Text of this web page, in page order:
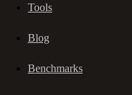
Tools
Blog
Benchmarks